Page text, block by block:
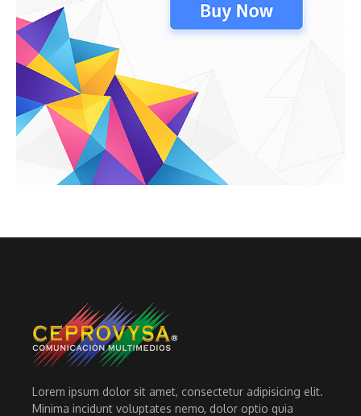
Lorem ipsum dolor sit amet, consectetur adipisicing elit.
Minima incidunt voluptates nemo, dolor optio quia